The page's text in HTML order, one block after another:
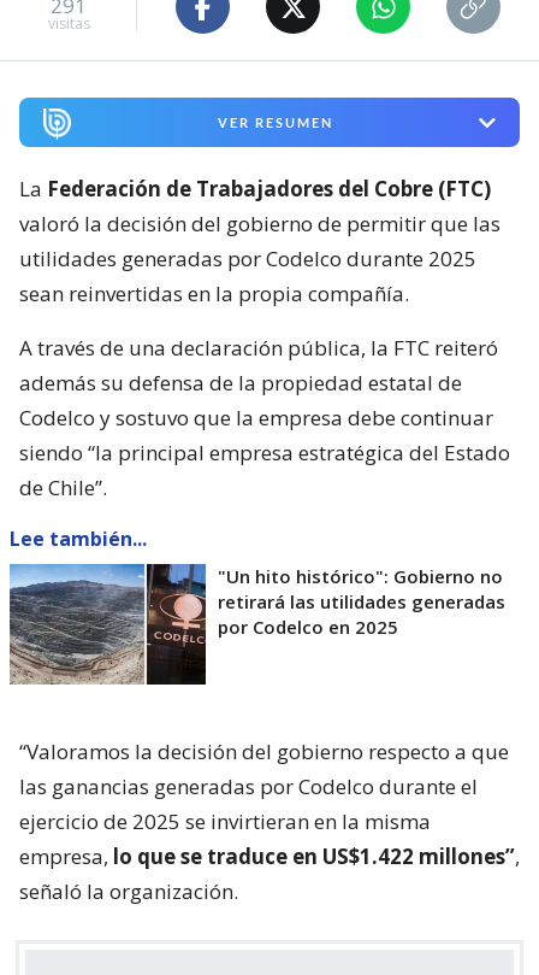
visitas
VER RESUMEN
La Federación de Trabajadores del Cobre (FTC)
valoró la decisión del gobierno de permitir que las
utilidades generadas por Codelco durante 2025
sean reinvertidas en la propia compañía.
A través de una declaración pública, la FTC reiteró
además su defensa de la propiedad estatal de
Codelco y sostuvo que la empresa debe continuar
siendo “la principal empresa estratégica del Estado
de Chile”.
Lee también...
"Un hito histórico": Gobierno no
retirará las utilidades generadas
por Codelco en 2025
“Valoramos la decisión del gobierno respecto a que
las ganancias generadas por Codelco durante el
ejercicio de 2025 se invirtieran en la misma
empresa, lo que se traduce en US$1.422 millones”,
señaló la organización.